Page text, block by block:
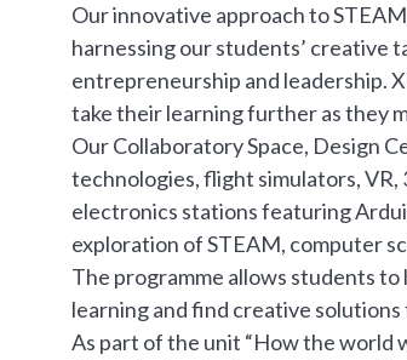
Our innovative approach to
harnessing our students’ creative
entrepreneurship and leadership.
take their learning further as they
Our Collaboratory Space, Design
technologies, flight simulators,
electronics stations featuring
exploration of STEAM, computer
The programme allows students
learning and find creative
As part of the unit “How the world